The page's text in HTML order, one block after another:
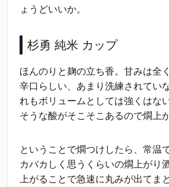
ょうどいいか。
杉勇 純米 カップ
ほんのりと麹の立ち香。甘みは全
辛口らしい、あまり洗練されてい
れもボリュームとしては強くはな
そうな酸がそこそこあるので燗上
ということで燗つけしたら、常温
カバカしく思うくらいの燗上がり
上がることで急速に丸みが出てま